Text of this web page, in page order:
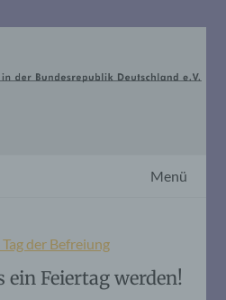
Menü
ein Feiertag werden!